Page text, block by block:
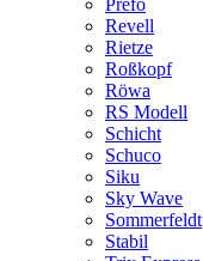
Prefo
Revell
Rietze
Roßkopf
Röwa
RS Modell
Schicht
Schuco
Siku
Sky Wave
Sommerfeldt
Stabil